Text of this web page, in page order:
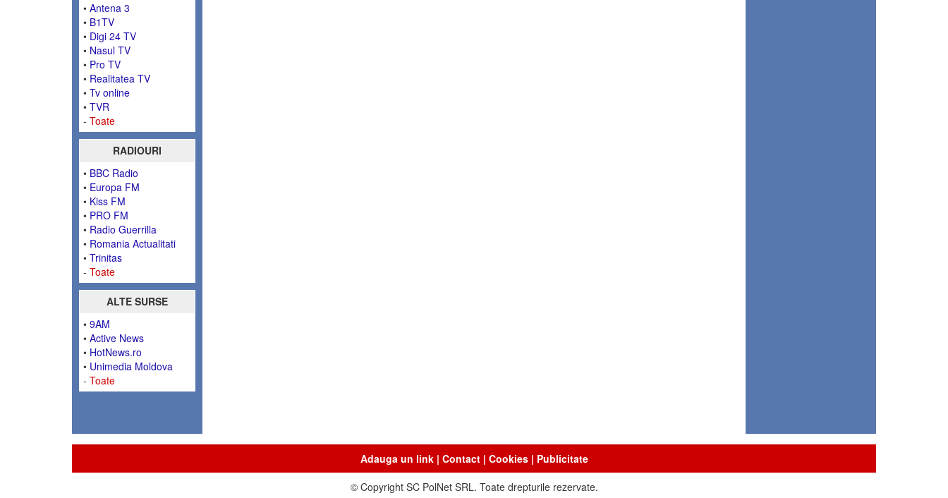
• Antena 3
• B1TV
• Digi 24 TV
• Nasul TV
• Pro TV
• Realitatea TV
• Tv online
• TVR
- Toate
RADIOURI
• BBC Radio
• Europa FM
• Kiss FM
• PRO FM
• Radio Guerrilla
• Romania Actualitati
• Trinitas
- Toate
ALTE SURSE
• 9AM
• Active News
• HotNews.ro
• Unimedia Moldova
- Toate
Adauga un link| Contact| Cookies| Publicitate
© Copyright SC PolNet SRL. Toate drepturile rezervate.